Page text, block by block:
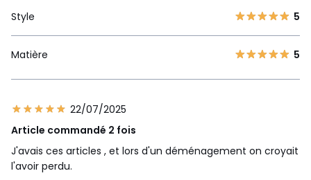
Style 5
Matière 5
22/07/2025
Article commandé 2 fois
J'avais ces articles , et lors d'un déménagement on croyait
l'avoir perdu.